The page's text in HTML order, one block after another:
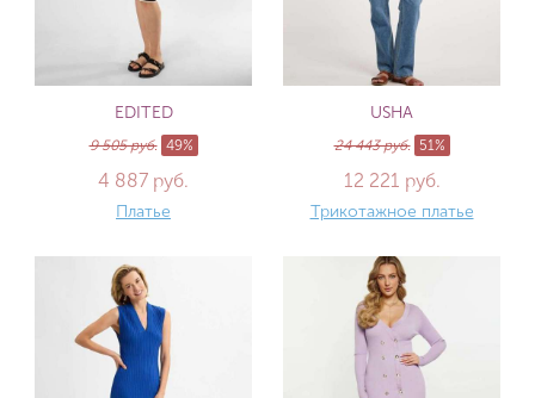
EDITED
9 505 руб. 49%
4 887 руб.
Платье
USHA
24 443 руб. 51%
12 221 руб.
Трикотажное платье